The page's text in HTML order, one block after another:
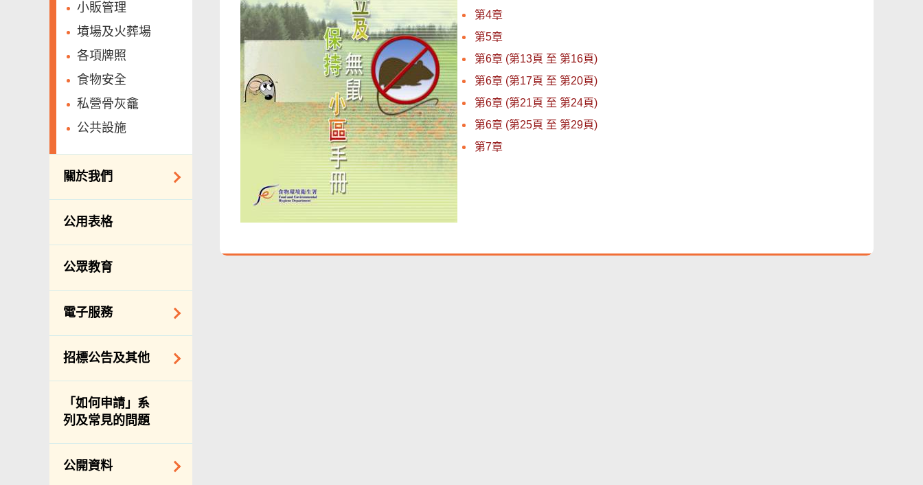
小販管理
墳場及火葬場
各項牌照
食物安全
私營骨灰龕
公共設施
關於我們
組織結構
服務承諾
公用表格
公眾教育
電子服務
網上付款
招標公告及其他
招標通告索引
主要採購服務預覽
申請納入食物環境
衞生署通知名單
「如何申請」系
列及常見的問題
公開資料
第4章
第5章
第6章 (第13頁 至 第16頁)
第6章 (第17頁 至 第20頁)
第6章 (第21頁 至 第24頁)
第6章 (第25頁 至 第29頁)
第7章